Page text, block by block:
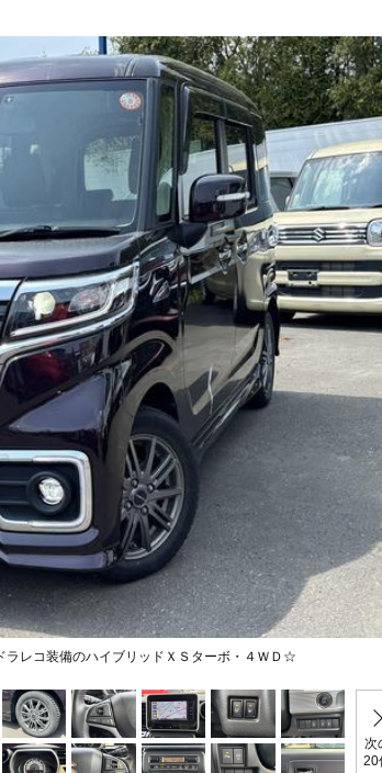
レコ装備のハイブリッドＸＳターボ・４ＷＤ☆
次
20